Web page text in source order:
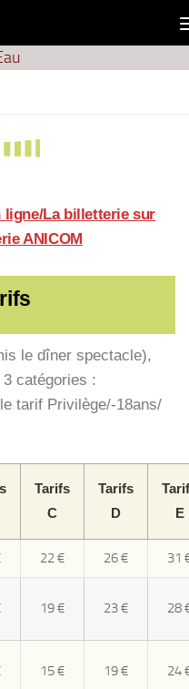
ligne/La billetterie sur
ANICOM
le dîner spectacle),
catégories :
tarif Privilège/-18ans/
Tarifs
C
Tarifs
D
E
22 € 26 € 31
19 € 23 € 28
15 € 19 € 24